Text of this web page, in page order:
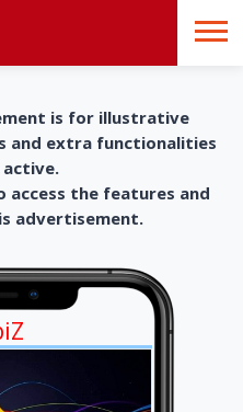
is for illustrative
and extra functionalities
access the features and
advertisement.